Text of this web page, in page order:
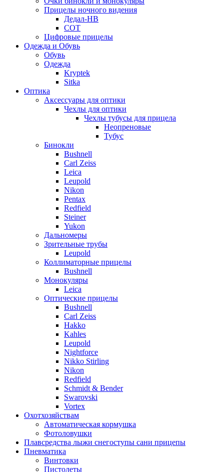
Прицелы ночного видения
Дедал-НВ
СОТ
Цифровые прицелы
Одежда и Обувь
Обувь
Одежда
Kryptek
Sitka
Оптика
Аксессуары для оптики
Чехлы для оптики
Чехлы тубусы для прицела
Неопреновые
Тубус
Бинокли
Bushnell
Carl Zeiss
Leica
Leupold
Nikon
Pentax
Redfield
Steiner
Yukon
Дальномеры
Зрительные трубы
Leupold
Коллиматорные прицелы
Bushnell
Монокуляры
Leica
Оптические прицелы
Bushnell
Carl Zeiss
Hakko
Kahles
Leupold
Nightforce
Nikko Stirling
Nikon
Redfield
Schmidt & Bender
Swarovski
Vortex
Охотхозяйствам
Автоматическая кормушка
Фотоловушки
Плавсредства лыжи снегоступы сани прицепы
Пневматика
Винтовки
Пистолеты